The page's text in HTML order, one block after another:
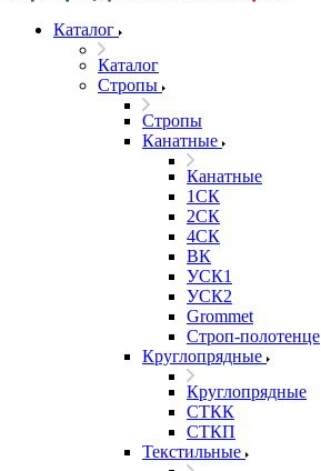
Каталог
Каталог
Стропы
Стропы
Канатные
Канатные
1СК
2СК
4СК
ВК
УСК1
УСК2
Grommet
Строп-полотенце
Круглопрядные
Круглопрядные
СТКК
СТКП
Текстильные